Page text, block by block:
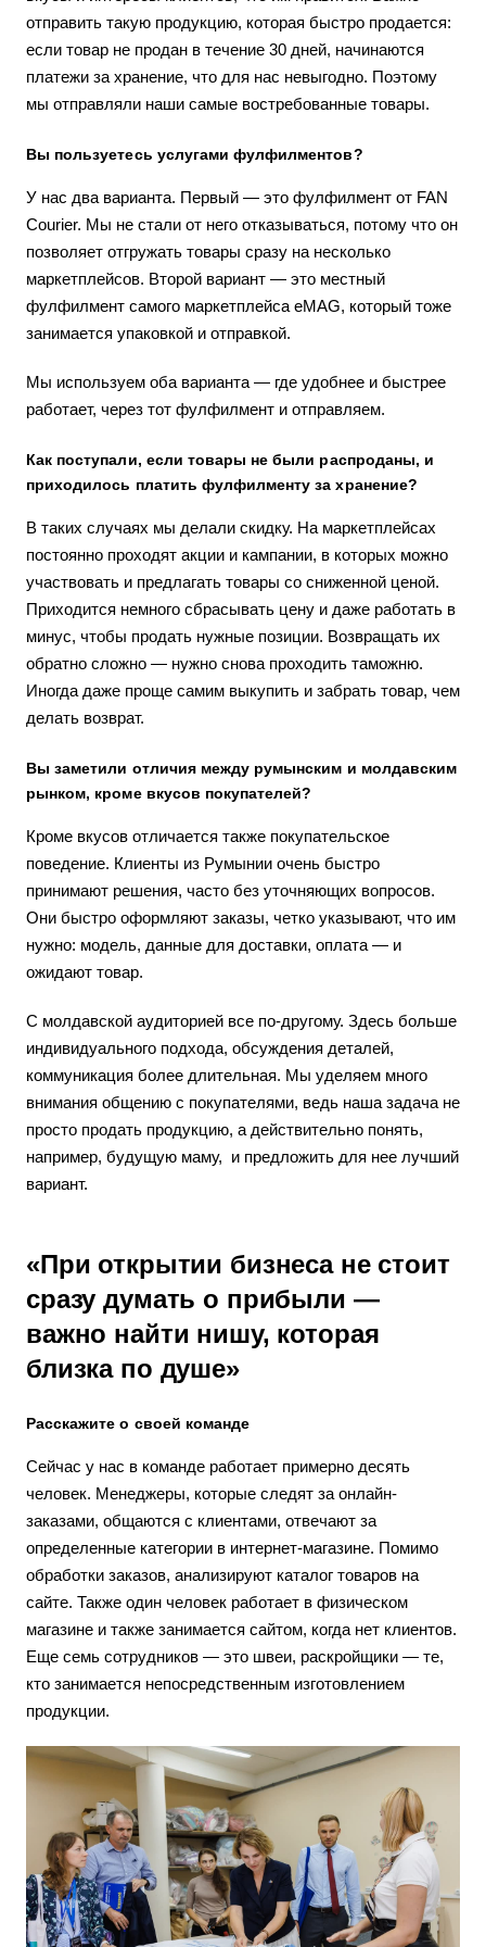
отправить такую продукцию, которая быстро продается:
если товар не продан в течение 30 дней, начинаются
платежи за хранение, что для нас невыгодно. Поэтому
мы отправляли наши самые востребованные товары.
Вы пользуетесь услугами фулфилментов?
У нас два варианта. Первый — это фулфилмент от FAN
Courier. Мы не стали от него отказываться, потому что он
позволяет отгружать товары сразу на несколько
маркетплейсов. Второй вариант — это местный
фулфилмент самого маркетплейса eMAG, который тоже
занимается упаковкой и отправкой.
Мы используем оба варианта — где удобнее и быстрее
работает, через тот фулфилмент и отправляем.
Как поступали, если товары не были распроданы, и
приходилось платить фулфилменту за хранение?
В таких случаях мы делали скидку. На маркетплейсах
постоянно проходят акции и кампании, в которых можно
участвовать и предлагать товары со сниженной ценой.
Приходится немного сбрасывать цену и даже работать в
минус, чтобы продать нужные позиции. Возвращать их
обратно сложно — нужно снова проходить таможню.
Иногда даже проще самим выкупить и забрать товар, чем
делать возврат.
Вы заметили отличия между румынским и молдавским
рынком, кроме вкусов покупателей?
Кроме вкусов отличается также покупательское
поведение. Клиенты из Румынии очень быстро
принимают решения, часто без уточняющих вопросов.
Они быстро оформляют заказы, четко указывают, что им
нужно: модель, данные для доставки, оплата — и
ожидают товар.
С молдавской аудиторией все по-другому. Здесь больше
индивидуального подхода, обсуждения деталей,
коммуникация более длительная. Мы уделяем много
внимания общению с покупателями, ведь наша задача не
просто продать продукцию, а действительно понять,
например, будущую маму, и предложить для нее лучший
вариант.
«При открытии бизнеса не стоит
сразу думать о прибыли —
важно найти нишу, которая
близка по душе»
Расскажите о своей команде
Сейчас у нас в команде работает примерно десять
человек. Менеджеры, которые следят за онлайн-
заказами, общаются с клиентами, отвечают за
определенные категории в интернет-магазине. Помимо
обработки заказов, анализируют каталог товаров на
сайте. Также один человек работает в физическом
магазине и также занимается сайтом, когда нет клиентов.
Еще семь сотрудников — это швеи, раскройщики — те,
кто занимается непосредственным изготовлением
продукции.